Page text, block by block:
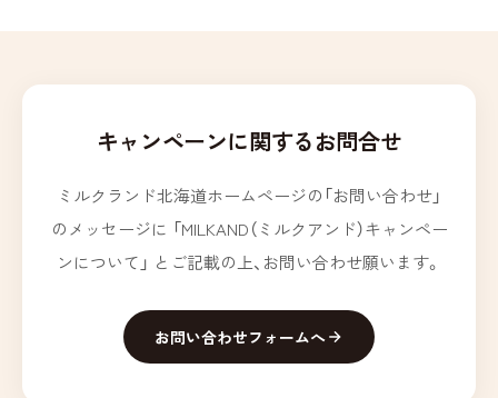
・MILKANDファイターズ賞：ファイターズペア観戦チケット（合計
145組290名様）
<第一弾>
9月19日（土）対 オリックス・バファローズ：25組50名
9月21日（月）対 オリックス・バファローズ：25組50名
9月22日（火）対 東北楽天ゴールデンイーグルス：25組50名
キャンペーンに関するお問合せ
ミルクランド北海道ホームページの「お問い合わせ」
のメッセージに 「MILKAND（ミルクアンド）キャンペー
ンについて」 とご記載の上、お問い合わせ願います。
お問い合わせフォームへ